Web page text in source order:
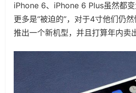
iPhone 6、iPhone 6 Plus虽然都
更多是“被迫的”，对于4寸他们仍
推出一个新机型，并且打算年内卖